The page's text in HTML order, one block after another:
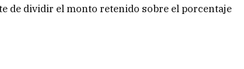
de dividir el monto retenido sobre el porcentaje